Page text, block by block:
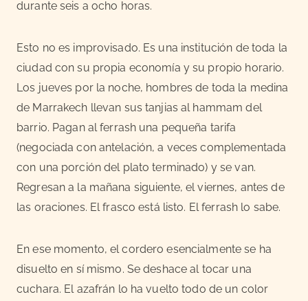
durante seis a ocho horas.
Esto no es improvisado. Es una institución de toda la
ciudad con su propia economía y su propio horario.
Los jueves por la noche, hombres de toda la medina
de Marrakech llevan sus tanjias al hammam del
barrio. Pagan al ferrash una pequeña tarifa
(negociada con antelación, a veces complementada
con una porción del plato terminado) y se van.
Regresan a la mañana siguiente, el viernes, antes de
las oraciones. El frasco está listo. El ferrash lo sabe.
En ese momento, el cordero esencialmente se ha
disuelto en sí mismo. Se deshace al tocar una
cuchara. El azafrán lo ha vuelto todo de un color